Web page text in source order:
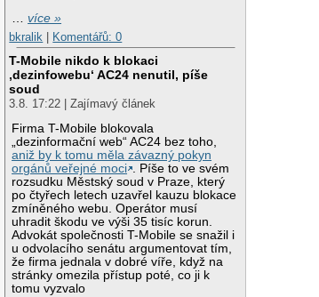
…více »
bkralik
Komentářů: 0
T-Mobile nikdo k blokaci
‚dezinfowebu‘ AC24 nenutil, píše
soud
3.8. 17:22 | Zajímavý článek
Firma T-Mobile blokovala
„dezinformační web“ AC24 bez toho,
aniž by k tomu měla závazný pokyn
orgánů veřejné moci . Píše to ve svém
rozsudku Městský soud v Praze, který
po čtyřech letech uzavřel kauzu blokace
zmíněného webu. Operátor musí
uhradit škodu ve výši 35 tisíc korun.
Advokát společnosti T-Mobile se snažil i
u odvolacího senátu argumentovat tím,
že firma jednala v dobré víře, když na
stránky omezila přístup poté, co ji k
tomu vyzvalo